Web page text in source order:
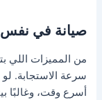
صيانة في نفس
من المميزات اللي
سرعة الاستجابة.
أسرع وقت، وغالبًا